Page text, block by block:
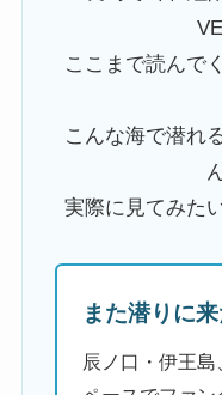
ここまで読んで
こんな海で潜れ
実際に見てみた
また潜りに
辰ノ口・伊王